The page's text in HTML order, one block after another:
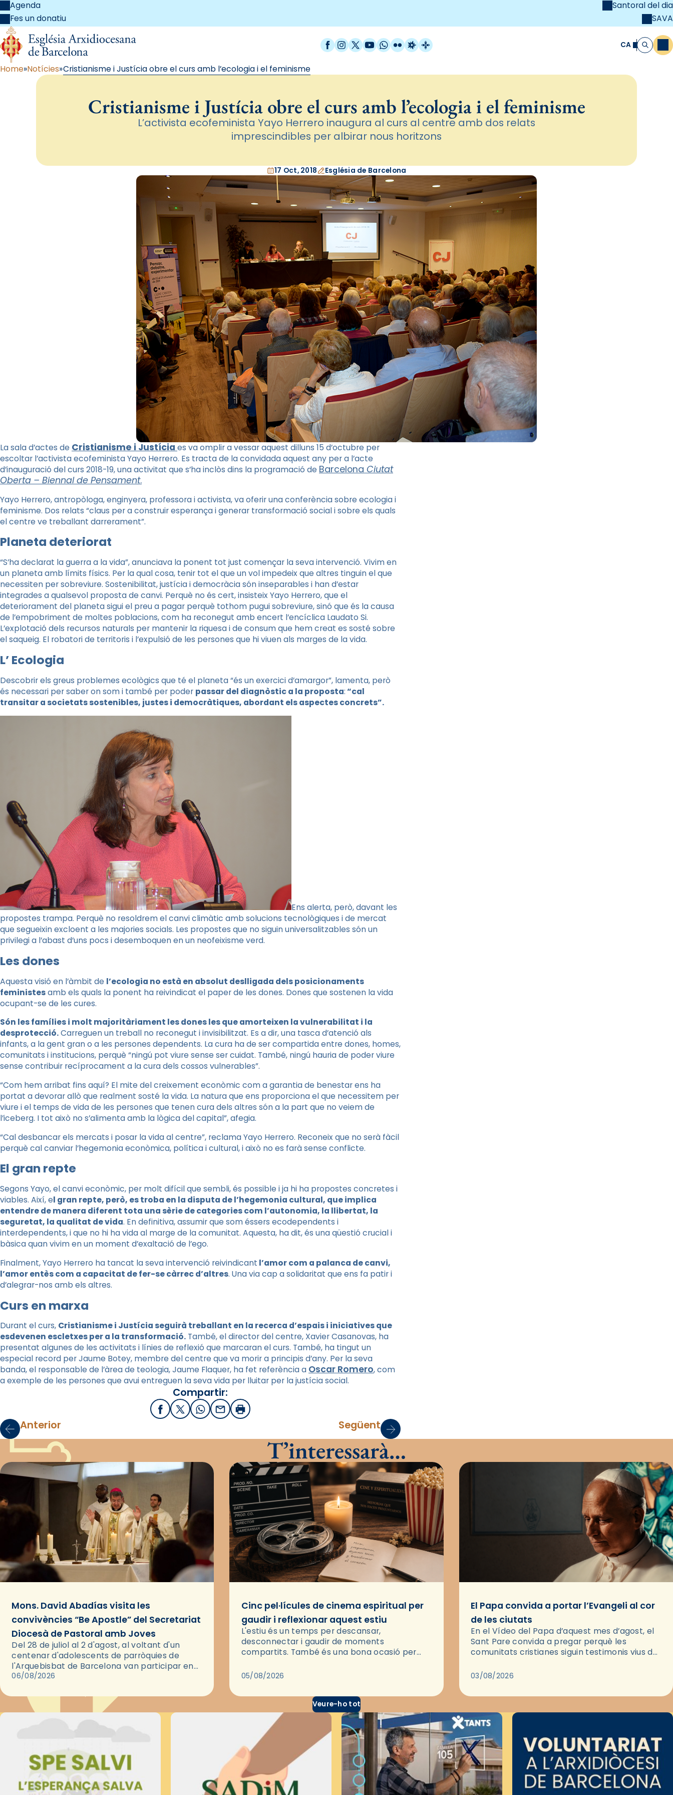
Agenda
Fes un donatiu
Santoral del dia
SAVA
Facebook
Instagram
X / Twitter
YouTube
WhatsApp
FlickrRadio Estel
Catalunya Cristiana CA Cerca
Home Notícies Cristianisme i Justícia obre el curs amb l’ecologia i el feminisme
Cristianisme i Justícia obre el curs amb l’ecologia i el feminisme
L’activista ecofeminista Yayo Herrero inaugura al curs al centre amb dos relats
imprescindibles per albirar nous horitzons
17 Oct, 2018 Església de Barcelona
La sala d’actes de Cristianisme i Justícia es va omplir a vessar aquest dilluns 15 d’octubre per
escoltar l’activista ecofeminista Yayo Herrero. Es tracta de la convidada aquest any per a l’acte
d’inauguració del curs 2018-19, una activitat que s’ha inclòs dins la programació de Barcelona Ciutat
Oberta – Biennal de Pensament.
Yayo Herrero, antropòloga, enginyera, professora i activista, va oferir una conferència sobre ecologia i
feminisme. Dos relats “claus per a construir esperança i generar transformació social i sobre els quals
el centre ve treballant darrerament”.
Planeta deteriorat
“S’ha declarat la guerra a la vida”, anunciava la ponent tot just començar la seva intervenció. Vivim en
un planeta amb límits físics. Per la qual cosa, tenir tot el que un vol impedeix que altres tinguin el que
necessiten per sobreviure. Sostenibilitat, justícia i democràcia són inseparables i han d’estar
integrades a qualsevol proposta de canvi. Perquè no és cert, insisteix Yayo Herrero, que el
deteriorament del planeta sigui el preu a pagar perquè tothom pugui sobreviure, sinó que és la causa
de l’empobriment de moltes poblacions, com ha reconegut amb encert l’encíclica Laudato Si.
L’explotació dels recursos naturals per mantenir la riquesa i de consum que hem creat es sosté sobre
el saqueig. El robatori de territoris i l’expulsió de les persones que hi viuen als marges de la vida.
L’Ecologia
Descobrir els greus problemes ecològics que té el planeta “és un exercici d’amargor”, lamenta, però
és necessari per saber on som i també per poder passar del diagnòstic a la proposta:“cal
transitar a societats sostenibles, justes i democràtiques, abordant els aspectes concrets”.
Ens alerta, però, davant les
propostes trampa. Perquè no resoldrem el canvi climàtic amb solucions tecnològiques i de mercat
que segueixin excloent a les majories socials. Les propostes que no siguin universalitzables són un
privilegi a l’abast d’uns pocs i desemboquen en un neofeixisme verd.
Les dones
Aquesta visió en l’àmbit de l’ecologia no està en absolut deslligada dels posicionaments
feministesamb els quals la ponent ha reivindicat el paper de les dones. Dones que sostenen la vida
ocupant-se de les cures.
Són les famílies i molt majoritàriament les dones les que amorteixen la vulnerabilitat i la
desprotecció.Carreguen un treball no reconegut i invisibilitzat. Es a dir, una tasca d’atenció als
infants, a la gent gran o a les persones dependents. La cura ha de ser compartida entre dones, homes,
comunitats i institucions, perquè “ningú pot viure sense ser cuidat. També, ningú hauria de poder viure
sense contribuir recíprocament a la cura dels cossos vulnerables”.
“Com hem arribat fins aquí? El mite del creixement econòmic com a garantia de benestar ens ha
portat a devorar allò que realment sosté la vida. La natura que ens proporciona el que necessitem per
viure i el temps de vida de les persones que tenen cura dels altres són a la part que no veiem de
l’iceberg. I tot això no s’alimenta amb la lògica del capital”, afegia.
“Cal desbancar els mercats i posar la vida al centre”, reclama Yayo Herrero. Reconeix que no serà fàcil
perquè cal canviar l’hegemonia econòmica, política i cultural, i això no es farà sense conflicte.
El gran repte
Segons Yayo, el canvi econòmic, per molt difícil que sembli, és possible i ja hi ha propostes concretes i
viables. Així, el gran repte, però, es troba en la disputa de l’hegemonia cultural, que implica
entendre de manera diferent tota una sèrie de categories com l’autonomia, la llibertat, la
seguretat, la qualitat de vida. En definitiva, assumir que som éssers ecodependents i
interdependents, i que no hi ha vida al marge de la comunitat. Aquesta, ha dit, és una qüestió crucial i
bàsica quan vivim en un moment d’exaltació de l’ego.
Finalment, Yayo Herrero ha tancat la seva intervenció reivindicant l’amor com a palanca de canvi,
l’amor entès com a capacitat de fer-se càrrec d’altres. Una via cap a solidaritat que ens fa patir i
d’alegrar-nos amb els altres.
Curs en marxa
Durant el curs, Cristianisme i Justícia seguirà treballant en la recerca d’espais i iniciatives que
esdevenen escletxes per a la transformació. També, el director del centre, Xavier Casanovas, ha
presentat algunes de les activitats i línies de reflexió que marcaran el curs. També, ha tingut un
especial record per Jaume Botey, membre del centre que va morir a principis d’any. Per la seva
banda, el responsable de l’àrea de teologia, Jaume Flaquer, ha fet referència a Oscar Romero, com
a exemple de les persones que avui entreguen la seva vida per lluitar per la justícia social.
Compartir:
FacebookX / Twitter
WhatsApp
EmailImprimir
Anterior Següent
T’interessarà…
Mons. David Abadías visita les
convivències “Be Apostle” del Secretariat
Diocesà de Pastoral amb Joves
Del 28 de juliol al 2 d'agost, al voltant d'un
centenar d'adolescents de parròquies de
l'Arquebisbat de Barcelona van participar en
les convivències Be Apostle, organitzades pel
06/08/2026
Cinc pel·lícules de cinema espiritual per
gaudir i reflexionar aquest estiu
L'estiu és un temps per descansar,
desconnectar i gaudir de moments
compartits. També és una bona ocasió per
través del cinema, reflexionar sobre les…
05/08/2026
El Papa convida a portar l’Evangeli al cor
de les ciutats
En el Vídeo del Papa d’aquest mes d’agost, el
Sant Pare convida a pregar perquè les
comunitats cristianes siguin testimonis vius de
pregària, el…
03/08/2026
Veure-ho tot